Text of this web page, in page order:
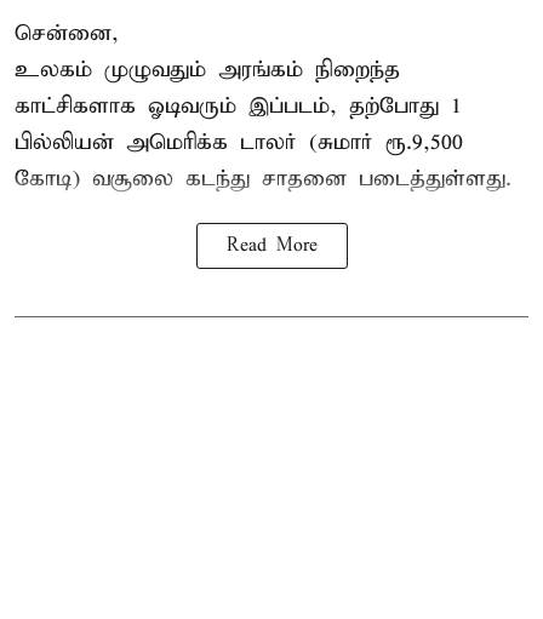
சென்னை,
உலகம் முழுவதும் அரங்கம் நிறைந்த
காட்சிகளாக ஓடிவரும் இப்படம், தற்போது 1
பில்லியன் அமெரிக்க டாலர் (சுமார் ரூ.9,500
கோடி) வசூலை கடந்து சாதனை படைத்துள்ளது.
Read More